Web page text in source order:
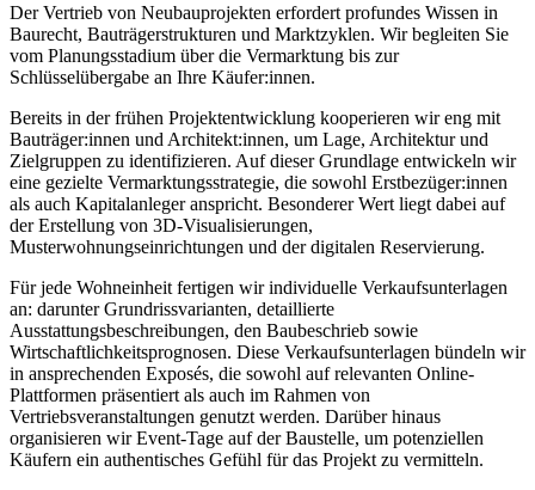
Der Vertrieb von Neubauprojekten erfordert profundes Wissen in
Baurecht, Bauträgerstrukturen und Marktzyklen. Wir begleiten Sie
vom Planungsstadium über die Vermarktung bis zur
Schlüsselübergabe an Ihre Käufer:innen.
Bereits in der frühen Projektentwicklung kooperieren wir eng mit
Bauträger:innen und Architekt:innen, um Lage, Architektur und
Zielgruppen zu identifizieren. Auf dieser Grundlage entwickeln wir
eine gezielte Vermarktungsstrategie, die sowohl Erstbezüger:innen
als auch Kapitalanleger anspricht. Besonderer Wert liegt dabei auf
der Erstellung von 3D-Visualisierungen,
Musterwohnungseinrichtungen und der digitalen Reservierung.
Für jede Wohneinheit fertigen wir individuelle Verkaufsunterlagen
an: darunter Grundrissvarianten, detaillierte
Ausstattungsbeschreibungen, den Baubeschrieb sowie
Wirtschaftlichkeitsprognosen. Diese Verkaufsunterlagen bündeln wir
in ansprechenden Exposés, die sowohl auf relevanten Online-
Plattformen präsentiert als auch im Rahmen von
Vertriebsveranstaltungen genutzt werden. Darüber hinaus
organisieren wir Event-Tage auf der Baustelle, um potenziellen
Käufern ein authentisches Gefühl für das Projekt zu vermitteln.